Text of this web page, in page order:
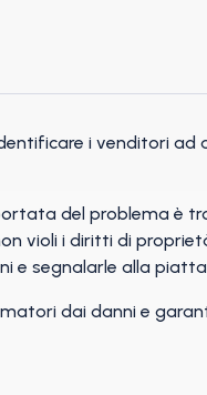
i venditori ad
del problema è
violi i diritti di
e segnalarle alla
dai danni e